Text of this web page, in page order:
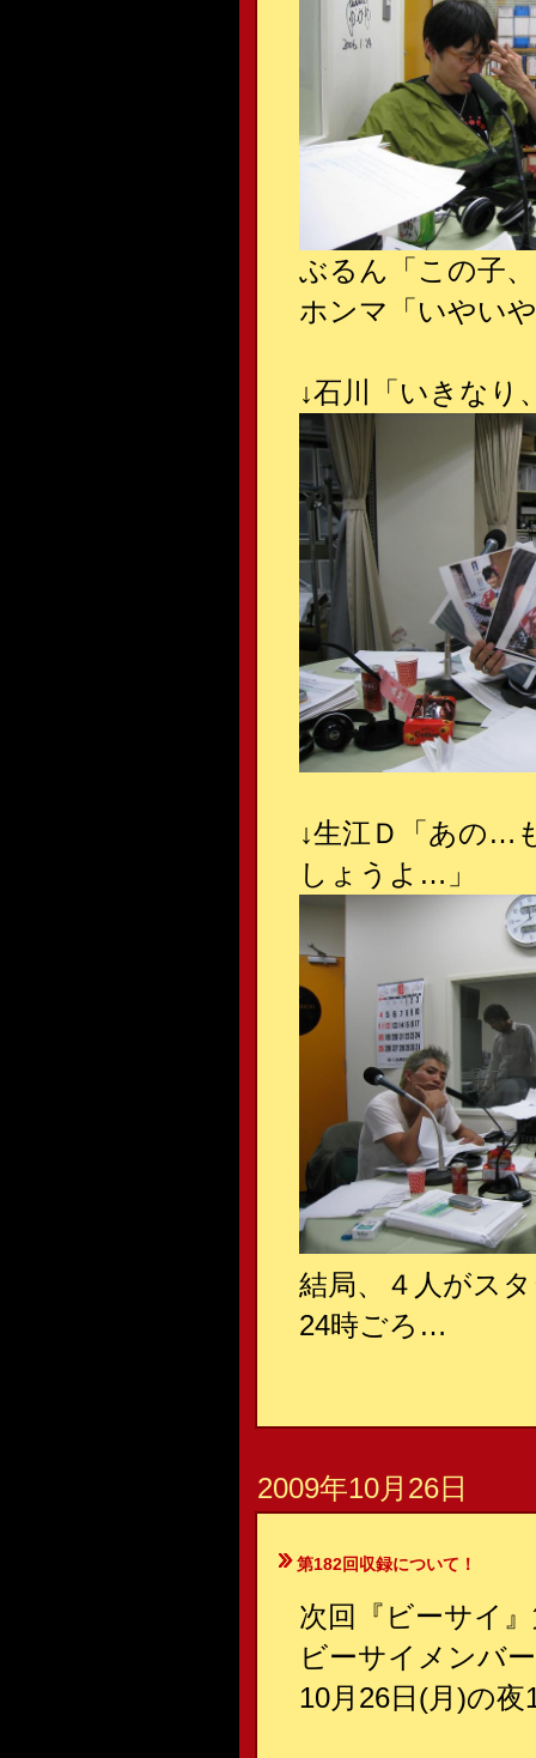
ぶるん「この子
ホンマ「いやい
↓石川「いきなり
↓生江Ｄ「あの…
しょうよ…」
結局、４人がス
24時ごろ…
2009年10月26日
第182回収録について！
次回『ビーサイ
ビーサイメンバ
10月26日(月)の